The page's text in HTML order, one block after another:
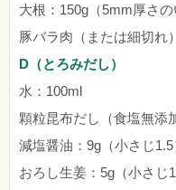
大根：150g（5mm厚さの
豚バラ肉（または細切れ
D（とろみだし）
水：100ml
顆粒昆布だし（食塩無添
減塩醤油：9g（小さじ1.5
おろし生姜：5g（小さじ1